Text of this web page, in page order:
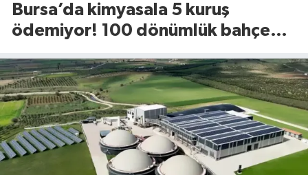
Bursa’da kimyasala 5 kuruş
ödemiyor! 100 dönümlük bahçede